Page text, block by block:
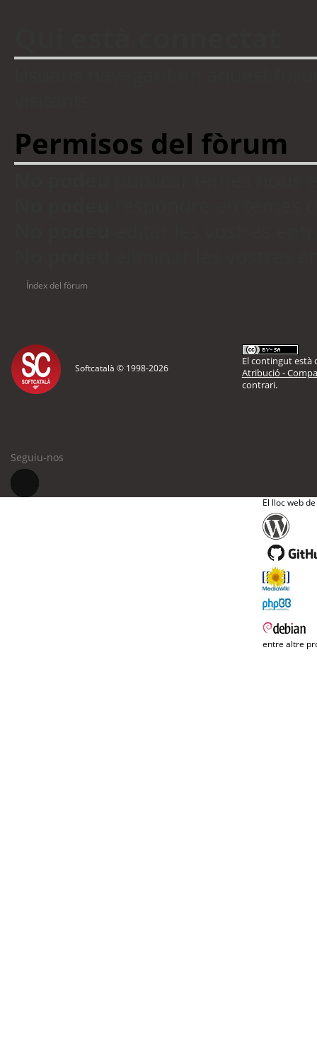
Permisos del fòrum
Índex del fòrum
Softcatalà © 1998-2026
El contingut està
Atribució -
contrari.
Seguiu-nos
El lloc web
entre altre